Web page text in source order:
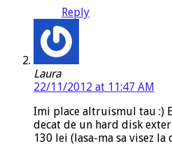
Reply
Laura
22/11/2012 at 11:47 AM
Imi place altruismul tau :)
decat de un hard disk
130 lei (lasa-ma sa visez la